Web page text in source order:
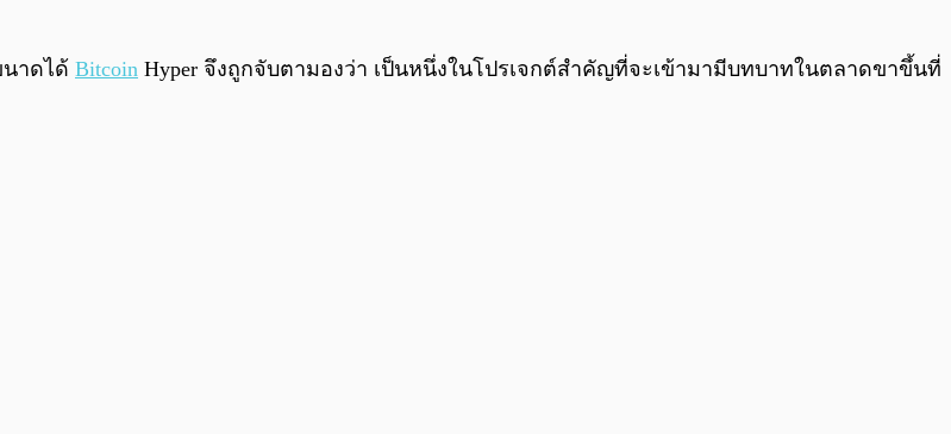
นาดได้ Bitcoin Hyper จึงถูกจับตามองว่า เป็นหนึ่งในโปรเจกต์สำคัญที่จะเข้ามามีบทบาทในตลาดขาขึ้นที่